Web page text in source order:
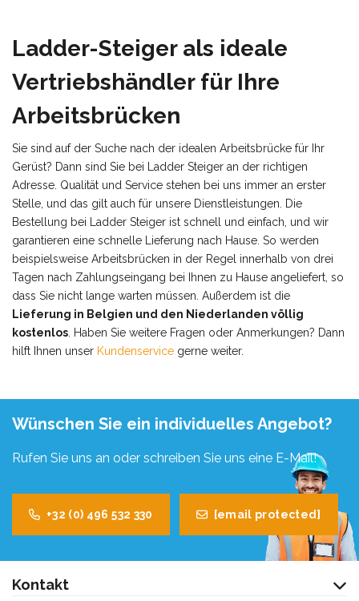
Ladder-Steiger als ideale
Vertriebshändler für Ihre
Arbeitsbrücken
Sie sind auf der Suche nach der idealen Arbeitsbrücke für Ihr
Gerüst? Dann sind Sie bei Ladder Steiger an der richtigen
Adresse. Qualität und Service stehen bei uns immer an erster
Stelle, und das gilt auch für unsere Dienstleistungen. Die
Bestellung bei Ladder Steiger ist schnell und einfach, und wir
garantieren eine schnelle Lieferung nach Hause. So werden
beispielsweise Arbeitsbrücken in der Regel innerhalb von drei
Tagen nach Zahlungseingang bei Ihnen zu Hause angeliefert, so
dass Sie nicht lange warten müssen. Außerdem ist die
Lieferung in Belgien und den Niederlanden völlig
kostenlos . Haben Sie weitere Fragen oder Anmerkungen? Dann
hilft Ihnen unser Kundenservice gerne weiter.
Wünschen Sie ein individuelles Angebot?
Rufen Sie uns an oder schreiben Sie uns eine E-Mail!
+32 (0) 496 532 330 [email protected]
Kontakt